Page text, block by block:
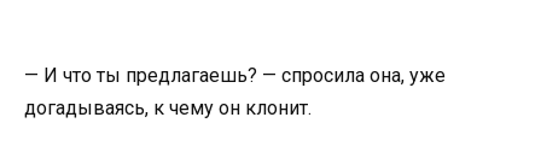
— И что ты предлагаешь? — спросила она, уже
догадываясь, к чему он клонит.